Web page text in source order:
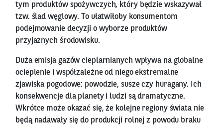
tym produktów spożywczych, który będzie wskazywał
tzw. ślad węglowy. To ułatwiłoby konsumentom
podejmowanie decyzji o wyborze produktów
przyjaznych środowisku.
Duża emisja gazów cieplarnianych wpływa na globalne
ocieplenie i współzależne od niego ekstremalne
zjawiska pogodowe: powodzie, susze czy huragany. Ich
konsekwencje dla planety i ludzi są dramatyczne.
Wkrótce może okazać się, że kolejne regiony świata nie
będą nadawały się do produkcji rolnej z powodu braku